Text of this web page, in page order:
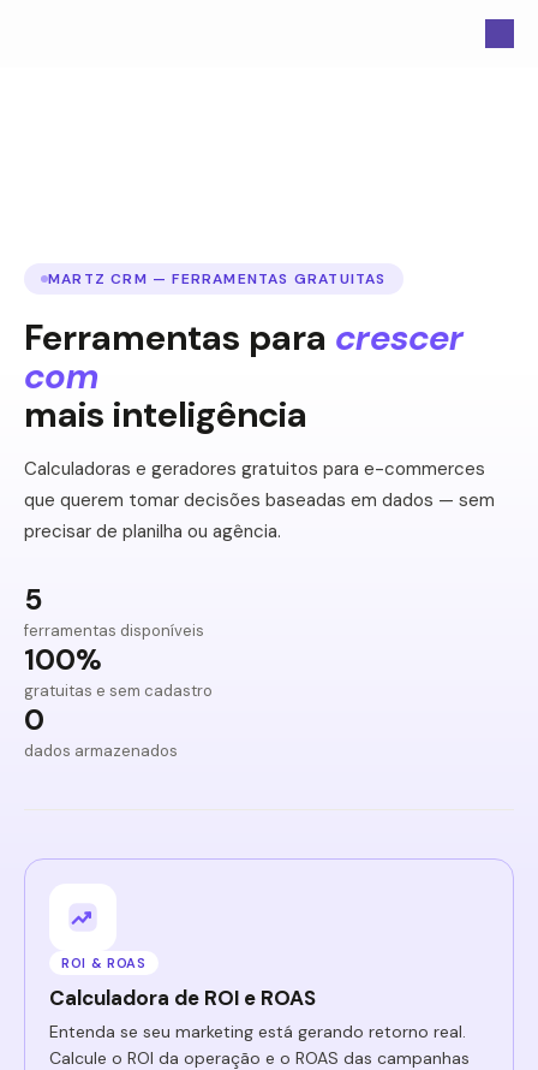
MARTZ CRM — FERRAMENTAS GRATUITAS
Ferramentas para crescer
com
mais inteligência
Calculadoras e geradores gratuitos para e-commerces
que querem tomar decisões baseadas em dados — sem
precisar de planilha ou agência.
5
ferramentas disponíveis
100%
gratuitas e sem cadastro
0
dados armazenados
ROI & ROAS
Calculadora de ROI e ROAS
Entenda se seu marketing está gerando retorno real.
Calcule o ROI da operação e o ROAS das campanhas